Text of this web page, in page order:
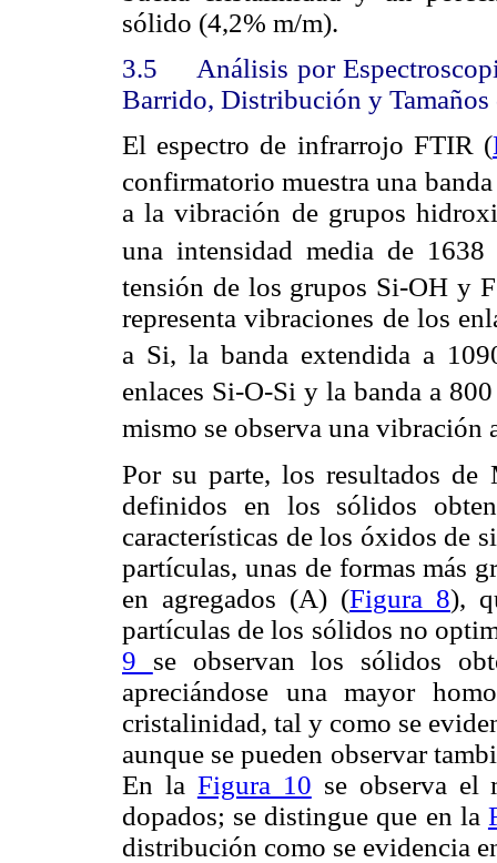
sólido (4,2% m/m).
3.5
Análisis por
Barrido, Distribución y Tamaños
El espectro de infrarrojo FTIR (
confirmatorio muestra una
a la vibración de grupos
una intensidad media de 1638
tensión de los grupos Si-OH y
representa vibraciones de los
a Si, la banda extendida a
enlaces Si-O-Si y la banda a
mismo se observa una vibración
Por su parte, los resultados de
definidos en los sólidos
características de los óxidos de
partículas, unas de formas más
en agregados (A) (Figura 8),
partículas de los sólidos no
9 se observan los sólidos
apreciándose una mayor
cristalinidad, tal y como se
aunque se pueden observar
En la Figura 10 se observa el
dopados; se distingue que en la
distribución como se evidencia